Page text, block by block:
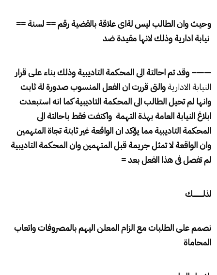
وحيث وان الطالب ليس لةاى علاقة بالقضية رقم == لسنة ==
نيابة ادارية وذلك لانها مقيدة ضد
——– وقد تم احالتة الى المحكمة التاديبية وذلك بناء على قرار
النيابة الاداريةوالتى قررت ان الفعل المنسوب صدورة لة ثابت
وانها لم تحيل الطالب الى المحكمة التاديبية كما انه استبعدت
ابلاغ النيابة العامة بهذة التهمة واكتفت فقط باحالتة الى
المحكمة التاديبية مما يؤكد ان الواقعة غير ثابتة تجاة المتهمين
وان الواقعة لا تمثل جريمة قبل المتهمين وان المحكمة التاديبية
لم تفصل فى هذا الفعل بعد =
لذلــــــــــك
نصمم على الطلبات مع الزام المعلن اليهم بالمصروفات واتعاب
المحاماة